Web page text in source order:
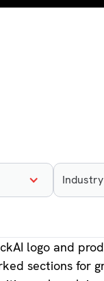
Industry